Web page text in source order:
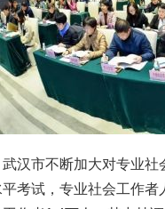
汉市不断加大对专业
考试，专业社会工作